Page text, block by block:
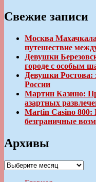
Свежие записи
Москва
путешествие
Девушки
городе с особым
Девушки Ростова:
России
Мартин Казино:
азартных
Martin Casino 800:
безграничные
Архивы
Архивы